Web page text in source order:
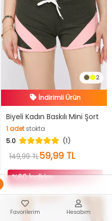
2
İndirimli Ürün
Hızlı Teslimat
İndirimli Ürün
Biyeli Kadın Baskılı Mini Şort
1adetstokta
1adetstokta
5.0
(1)
149,99 TL59,99 TL
%60 İndirim
Favorilerim Hesabım